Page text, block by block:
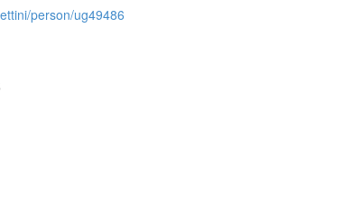
person/ug49486